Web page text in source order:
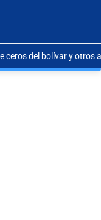
ceros del bolívar y